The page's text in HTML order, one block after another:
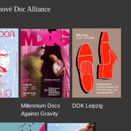
Doc Alliance
Millennium Docs
Against Gravity
DOK Leipzig